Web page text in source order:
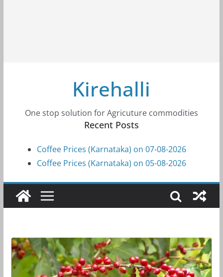
Kirehalli
One stop solution for Agricuture commodities
Recent Posts
Coffee Prices (Karnataka) on 07-08-2026
Coffee Prices (Karnataka) on 05-08-2026